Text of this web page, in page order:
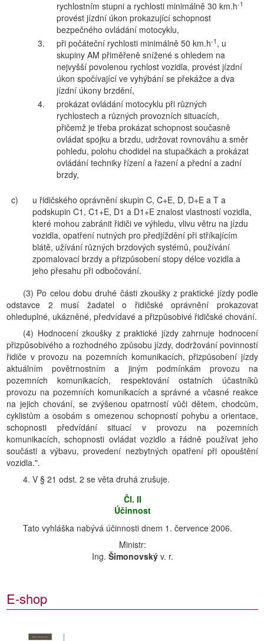
rychlostním stupni a rychlosti minimálně 30 km.h-1
provést jízdní úkon prokazující schopnost
bezpečného ovládání motocyklu,
3.
při počáteční rychlosti minimálně 50 km.h-1 , u
skupiny AM přiměřeně snížené s ohledem na
nejvyšší povolenou rychlost vozidla, provést jízdní
úkon spočívající ve vyhýbání se překážce a dva
jízdní úkony brzdění,
4.
prokázat ovládání motocyklu při různých
rychlostech a různých provozních situacích,
přičemž je třeba prokázat schopnost současně
ovládat spojku a brzdu, udržovat rovnováhu a směr
pohledu, polohu chodidel na stupačkách a prokázat
ovládání techniky řízení a řazení a přední a zadní
brzdy,
c)
u řidičského oprávnění skupin C, C+E, D, D+E a T a
podskupin C1, C1+E, D1 a D1+E znalost vlastností vozidla,
které mohou zabránit řidiči ve výhledu, vlivu větru na jízdu
vozidla, opatření nutných pro předjíždění při stříkajícím
blátě, užívání různých brzdových systémů, používání
zpomalovací brzdy a přizpůsobení stopy délce vozidla a
jeho přesahu při odbočování.
(3) Po celou dobu druhé části zkoušky z praktické jízdy podle
odstavce 2 musí žadatel o řidičské oprávnění prokazovat
ohleduplné, ukázněné, předvídavé a přizpůsobivé řidičské chování.
(4) Hodnocení zkoušky z praktické jízdy zahrnuje hodnocení
přizpůsobivého a rozhodného způsobu jízdy, dodržování povinností
řidiče v provozu na pozemních komunikacích, přizpůsobení jízdy
aktuálním povětrnostním a jiným podmínkám provozu na
pozemních komunikacích, respektování ostatních účastníků
provozu na pozemních komunikacích a správné a včasné reakce
na jejich chování, se zvýšenou opatrností vůči dětem, chodcům,
cyklistům a osobám s omezenou schopností pohybu a orientace,
schopnosti předvídání situací v provozu na pozemních
komunikacích, schopnosti ovládat vozidlo a řádně používat jeho
součásti a výbavu, provedení nezbytných opatření při opouštění
vozidla.".
4. V § 21 odst. 2 se věta druhá zrušuje.
Čl. II
Účinnost
Tato vyhláška nabývá účinnosti dnem 1. července 2006.
Ministr:
Ing. Šimonovskýv. r.
E-shop